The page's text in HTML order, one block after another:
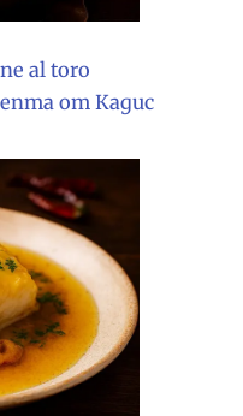
al toro
от Кадис